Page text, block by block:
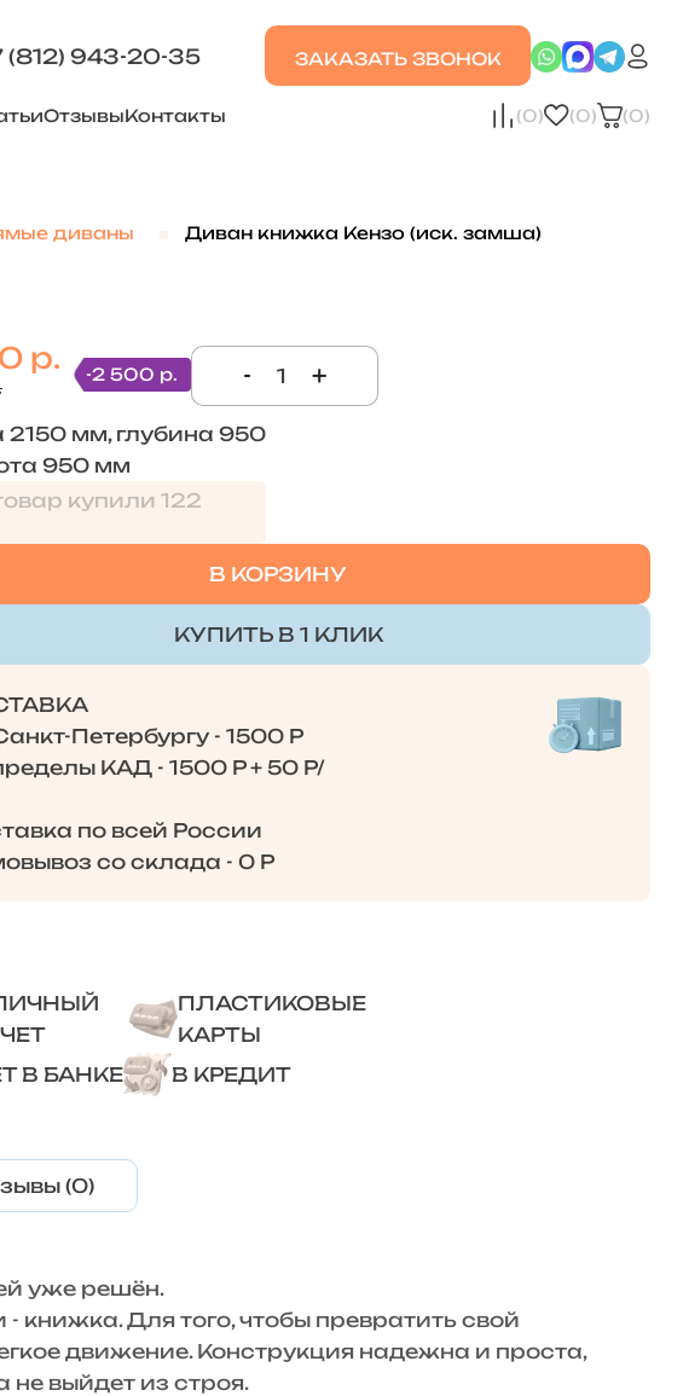
(812) 943-20-35 ЗАКАЗАТЬ ЗВОНОК
ОтзывыКонтакты (0) (0) (0)
диваны Диван книжка Кензо (иск. замша)
р. -2 500 р. - +
мм, глубина 950
950 мм
купили 122
В КОРЗИНУ
КУПИТЬ В 1 КЛИК
Петербургу - 1500 Р
КАД - 1500 Р + 50 Р/
по всей России
со склада - 0 Р
ПЛАСТИКОВЫЕ
КАРТЫ
В БАНКЕ
В КРЕДИТ
(0)
уже решён.
Для того, чтобы превратить свой
движение. Конструкция надежна и проста,
выйдет из строя.